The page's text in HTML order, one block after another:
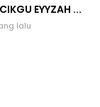
EYYZAH ...
lalu